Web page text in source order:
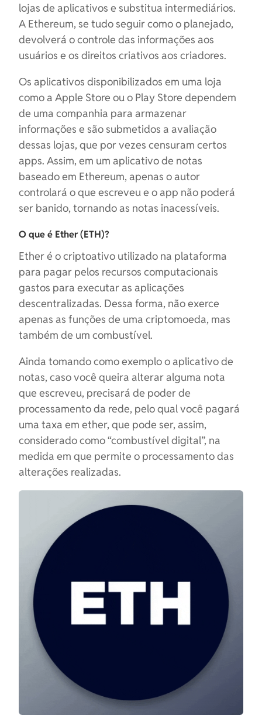
lojas de aplicativos e substitua intermediários.
A Ethereum, se tudo seguir como o planejado,
devolverá o controle das informações aos
usuários e os direitos criativos aos criadores.
Os aplicativos disponibilizados em uma loja
como a Apple Store ou o Play Store dependem
de uma companhia para armazenar
informações e são submetidos a avaliação
dessas lojas, que por vezes censuram certos
apps. Assim, em um aplicativo de notas
baseado em Ethereum, apenas o autor
controlará o que escreveu e o app não poderá
ser banido, tornando as notas inacessíveis.
O que é Ether (ETH)?
Ether é o criptoativo utilizado na plataforma
para pagar pelos recursos computacionais
gastos para executar as aplicações
descentralizadas. Dessa forma, não exerce
apenas as funções de uma criptomoeda, mas
também de um combustível.
Ainda tomando como exemplo o aplicativo de
notas, caso você queira alterar alguma nota
que escreveu, precisará de poder de
processamento da rede, pelo qual você pagará
uma taxa em ether, que pode ser, assim,
considerado como “combustível digital”, na
medida em que permite o processamento das
alterações realizadas.